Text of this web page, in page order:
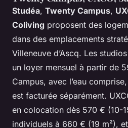
Studéa, Twenty Campus,
Coliving proposent des
dans des emplacements
Villeneuve d’Ascq. Les
un loyer mensuel à partir de
Campus, avec l’eau
est facturée séparément.
en colocation dès 570 € (10-
individuels à 660 € (19 m²),